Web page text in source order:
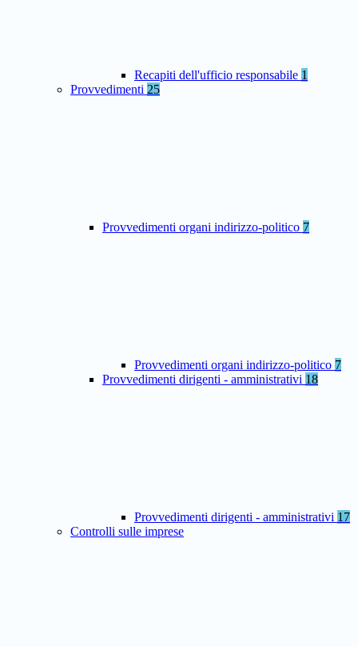
Recapiti dell'ufficio responsabile 1
Provvedimenti 25
Provvedimenti organi indirizzo-politico 7
Provvedimenti organi indirizzo-politico 7
Provvedimenti dirigenti - amministrativi 18
Provvedimenti dirigenti - amministrativi 17
Controlli sulle imprese